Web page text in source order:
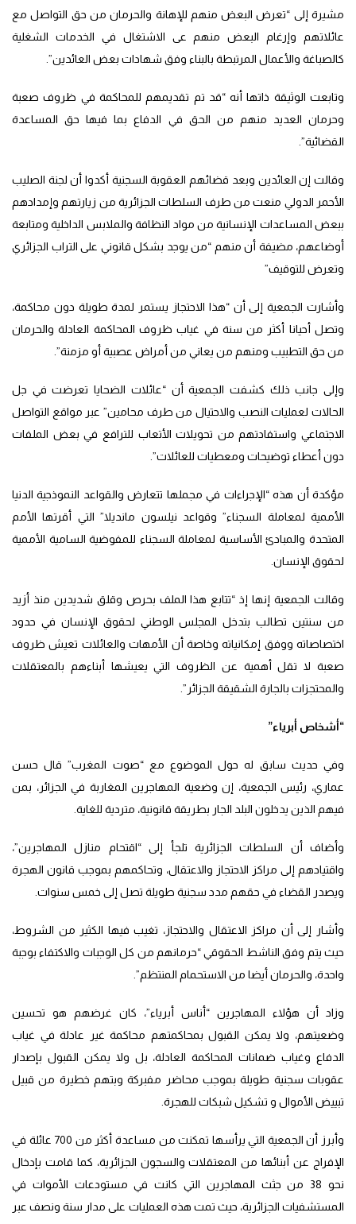
مشيرة إلى “تعرض البعض منهم للإهانة والحرمان من حق التواصل مع
عائلاتهم وإرغام البعض منهم عى الاشتغال في الخدمات الشغلية
كالصباغة والأعمال المرتبطة بالبناء وفق شهادات بعض العائدين”.
وتابعت الوثيقة ذاتها أنه “قد تم تقديمهم للمحاكمة في ظروف صعبة
وحرمان العديد منهم من الحق في الدفاع بما فيها حق المساعدة
القضائية”.
وقالت إن العائدين وبعد قضائهم العقوبة السجنية أكدوا أن لجنة الصليب
الأحمر الدولي منعت من طرف السلطات الجزائرية من زيارتهم وإمدادهم
ببعض المساعدات الإنسانية من مواد النظافة والملابس الداخلية ومتابعة
أوضاعهم، مضيفة أن منهم “من يوجد بشكل قانوني على التراب الجزائري
وتعرض للتوقيف”
وأشارت الجمعية إلى أن “هذا الاحتجاز يستمر لمدة طويلة دون محاكمة،
وتصل أحيانا أكثر من سنة في غياب ظروف المحاكمة العادلة والحرمان
من حق التطبيب ومنهم من يعاني من أمراض عصبية أو مزمنة”.
وإلى جانب ذلك كشفت الجمعية أن “عائلات الضحايا تعرضت في جل
الحالات لعمليات النصب والاحتيال من طرف محامين” عبر مواقع التواصل
الاجتماعي واستفادتهم من تحويلات الأتعاب للترافع في بعض الملفات
دون أعطاء توضيحات ومعطيات للعائلات”.
مؤكدة أن هذه “الإجراءات في مجملها تتعارض والقواعد النموذجية الدنيا
الأممية لمعاملة السجناء” وقواعد نيلسون مانديلا” التي أقرتها الأمم
المتحدة والمبادئ الأساسية لمعاملة السجناء للمفوضية السامية الأممية
لحقوق الإنسان.
وقالت الجمعية إنها إذ “تتابع هذا الملف بحرص وقلق شديدين منذ أزيد
من سنتين تطالب بتدخل المجلس الوطني لحقوق الإنسان في حدود
اختصاصاته ووفق إمكانياته وخاصة أن الأمهات والعائلات تعيش ظروف
صعبة لا تقل أهمية عن الظروف التي يعيشها أبناءهم بالمعتقلات
والمحتجزات بالجارة الشقيقة الجزائر”.
“أشخاص أبرياء”
وفي حديث سابق له حول الموضوع مع “صوت المغرب” قال حسن
عماري، رئيس الجمعية، إن وضعية المهاجرين المغاربة في الجزائر، بمن
فيهم الذين يدخلون البلد الجار بطريقة قانونية، متردية للغاية.
وأضاف أن السلطات الجزائرية تلجأ إلى “اقتحام منازل المهاجرين”،
واقتيادهم إلى مراكز الاحتجاز والاعتقال، وتحاكمهم بموجب قانون الهجرة
ويصدر القضاء في حقهم مدد سجنية طويلة تصل إلى خمس سنوات.
وأشار إلى أن مراكز الاعتقال والاحتجاز، تغيب فيها الكثير من الشروط،
حيث يتم وفق الناشط الحقوقي “حرمانهم من كل الوجبات والاكتفاء بوجبة
واحدة، والحرمان أيضا من الاستحمام المنتظم”.
وزاد أن هؤلاء المهاجرين “أناس أبرياء”، كان غرضهم هو تحسين
وضعيتهم، ولا يمكن القبول بمحاكمتهم محاكمة غير عادلة في غياب
الدفاع وغياب ضمانات المحاكمة العادلة، بل ولا يمكن القبول بإصدار
عقوبات سجنية طويلة بموجب محاضر مفبركة وبتهم خطيرة من قبيل
تبييض الأموال و تشكيل شبكات للهجرة.
وأبرز أن الجمعية التي يرأسها تمكنت من مساعدة أكثر من 700 عائلة في
الإفراج عن أبنائها من المعتقلات والسجون الجزائرية، كما قامت بإدخال
نحو 38 من جثث المهاجرين التي كانت في مستودعات الأموات في
المستشفيات الجزائرية، حيث تمت هذه العمليات على مدار سنة ونصف عبر